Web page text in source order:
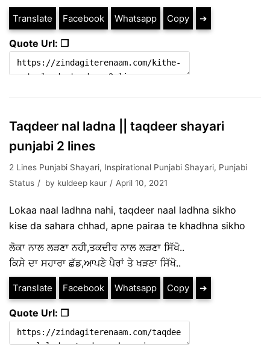
Translate Facebook Whatsapp Copy ➔
Quote Url: ❐
Taqdeer nal ladna || taqdeer shayari
punjabi 2 lines
2 Lines Punjabi Shayari, Inspirational Punjabi Shayari, Punjabi
Status
by kuldeep kaur April 10, 2021
Lokaa naal ladhna nahi, taqdeer naal ladhna sikho
kise da sahara chhad, apne pairaa te khadhna sikho
ਲੋਕਾ ਨਾਲ ਲੜਣਾ ਨਹੀ,ਤਕਦੀਰ ਨਾਲ ਲੜਣਾ ਸਿੱਖੋ..
ਕਿਸੇ ਦਾ ਸਹਾਰਾ ਛੱਡ,ਆਪਣੇ ਪੈਰਾਂ ਤੇ ਖੜਣਾ ਸਿੱਖੋ..
Translate Facebook Whatsapp Copy ➔
Quote Url: ❐